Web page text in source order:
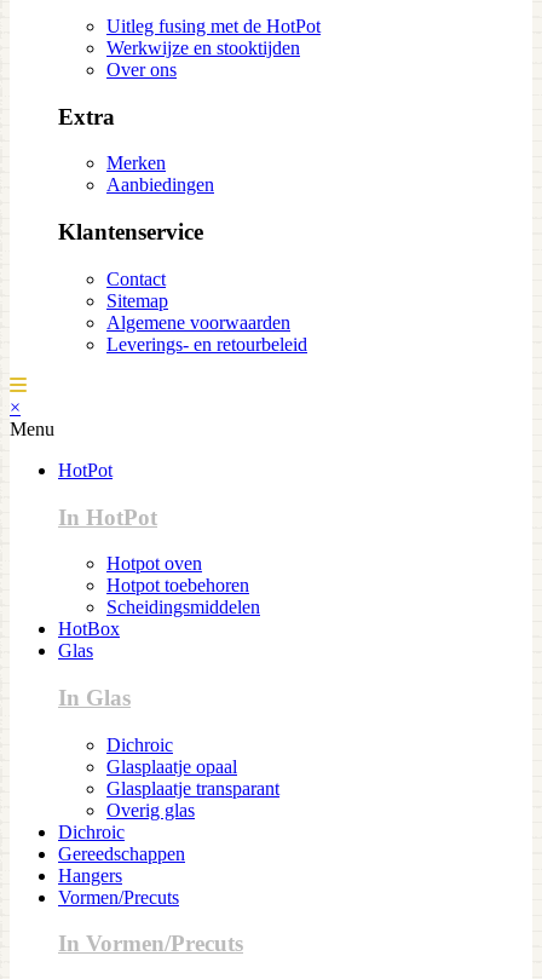
Uitleg fusing met de HotPot
Werkwijze en stooktijden
Over ons
Extra
Merken
Aanbiedingen
Klantenservice
Contact
Sitemap
Algemene voorwaarden
Leverings- en retourbeleid
×
Menu
HotPot
In HotPot
Hotpot oven
Hotpot toebehoren
Scheidingsmiddelen
HotBox
Glas
In Glas
Dichroic
Glasplaatje opaal
Glasplaatje transparant
Overig glas
Dichroic
Gereedschappen
Hangers
Vormen/Precuts
In Vormen/Precuts